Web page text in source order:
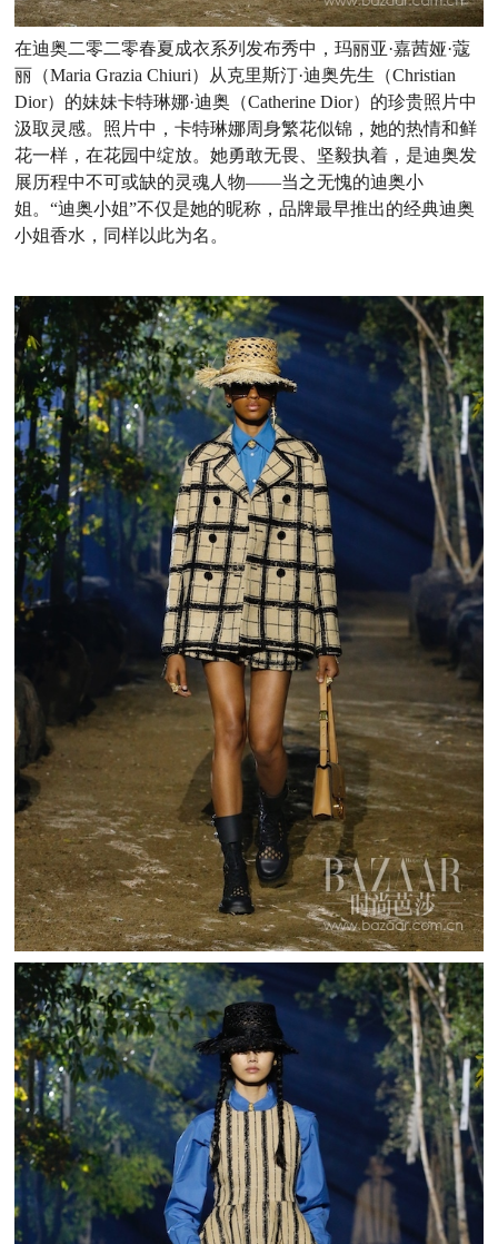
在迪奥二零二零春夏成衣系列发布秀中，玛丽亚·嘉茜娅·蔻
丽（Maria Grazia Chiuri）从克里斯汀·迪奥先生（Christian
Dior）的妹妹卡特琳娜·迪奥（Catherine Dior）的珍贵照片中
汲取灵感。照片中，卡特琳娜周身繁花似锦，她的热情和鲜
花一样，在花园中绽放。她勇敢无畏、坚毅执着，是迪奥发
展历程中不可或缺的灵魂人物——当之无愧的迪奥小
姐。“迪奥小姐”不仅是她的昵称，品牌最早推出的经典迪奥
小姐香水，同样以此为名。